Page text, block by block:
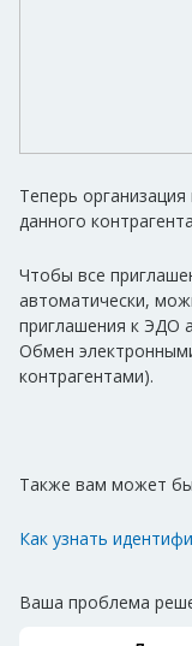
Теперь
данного
Чтобы все
автоматически,
приглашения к ЭДО
Обмен
контрагентами).
Также вам может
Как узнать
Ваша проблема